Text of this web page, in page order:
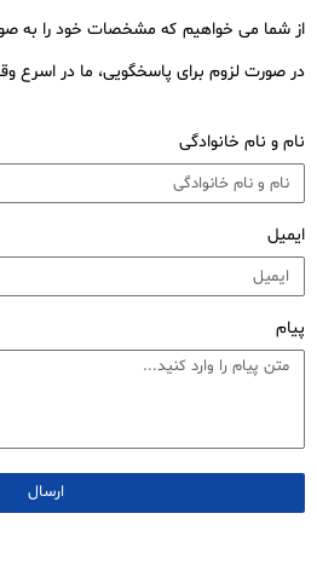
از شما می خواهیم که مشخصات خود را به
در صورت لزوم برای پاسخگویی، ما در اسرع
نام و نام خانوادگی
ایمیل
پیام
ارسال